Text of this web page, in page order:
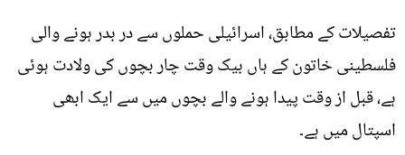
تفصیلات کے مطابق، اسرائیلی حملوں سے در بدر ہونے والی
فلسطینی خاتون کے ہاں بیک وقت چار بچوں کی ولادت ہوئی
ہے، قبل از وقت پیدا ہونے والے بچوں میں سے ایک ابھی
اسپتال میں ہے۔